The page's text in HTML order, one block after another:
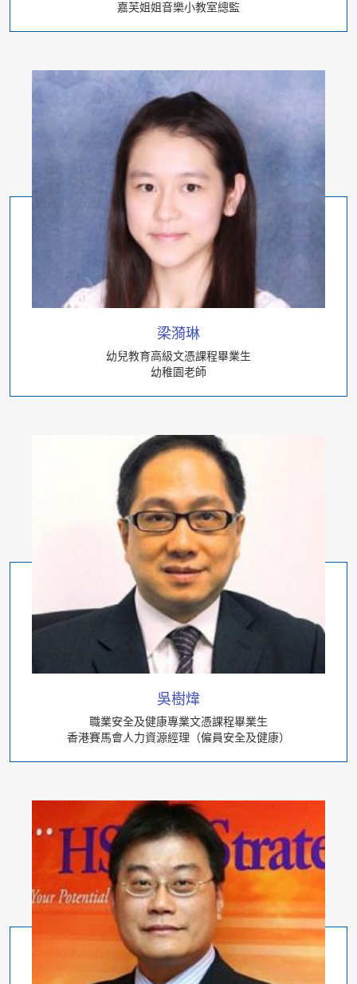
嘉芙姐姐音樂小教室總監
梁漪琳
幼兒教育高級文憑課程畢業生
幼稚園老師
吳樹煒
職業安全及健康專業文憑課程畢業生
香港賽馬會人力資源經理（僱員安全及健康）